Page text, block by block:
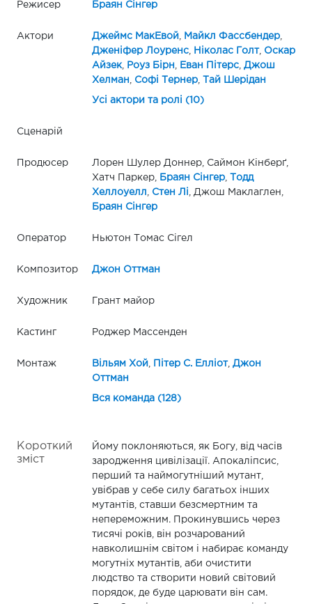
Режисер Браян Сінгер
Актори Джеймс МакЕвой Майкл Фассбендер,
Дженіфер Лоуренс, Ніколас Голт, Оскар
Айзек, Роуз Бірн Еван Пітерс, Джош
Хелман
Софі Тернер, Тай Шерідан
Усі актори та ролі (10)
Сценарій
Продюсер
Лорен Шулер Доннер, Саймон Кінберґ,
Хатч Паркер,
Браян Сінгер,
Тодд
Хеллоуелл
Стен Лі , Джош Маклаглен,
Браян Сінгер
Оператор Ньютон Томас Сігел
Композитор Джон Оттман
Художник Грант майор
Кастинг Роджер Массенден
Монтаж Вільям Хой Пітер С. Елліот, Джон
Оттман
Вся команда (128)
Короткий
зміст
Йому поклоняються, як Богу, від часів
зародження цивілізації. Апокаліпсис,
перший та наймогутніший мутант,
увібрав у себе силу багатьох інших
мутантів, ставши безсмертним та
непереможним. Прокинувшись через
тисячі років, він розчарований
навколишнім світом і набирає команду
могутніх мутантів, аби очистити
людство та створити новий світовий
порядок, де буде царювати він сам.